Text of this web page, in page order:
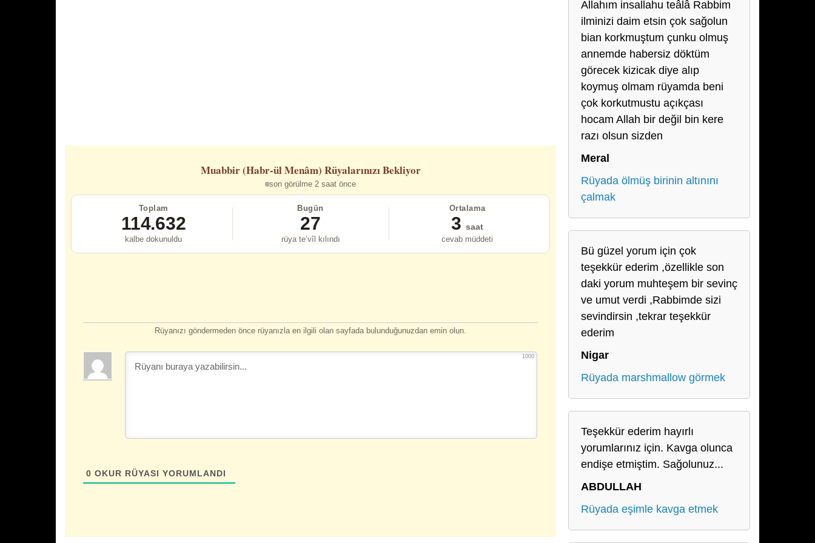
Muabbir (Habr-ül Menâm) Rüyalarınızı Bekliyor
son görülme 2 saat önce
Toplam
114.632
kalbe dokunuldu
Bugün
27
rüya te’vîl kılındı
Ortalama
3 saat
cevab müddeti
Rüyanızı göndermeden önce rüyanızla en ilgili olan sayfada bulunduğunuzdan emin olun.
1000
0 OKUR RÜYASI YORUMLANDI
Allahım insallahu teâlâ Rabbim
ilminizi daim etsin çok sağolun
bian korkmuştum çunku olmuş
annemde habersiz döktüm
görecek kizicak diye alıp
koymuş olmam rüyamda beni
çok korkutmustu açıkçası
hocam Allah bir değil bin kere
razı olsun sizden
Meral
Rüyada ölmüş birinin altınını
çalmak
Bü güzel yorum için çok
teşekkür ederim ,özellikle son
daki yorum muhteşem bir sevinç
ve umut verdi ,Rabbimde sizi
sevindirsin ,tekrar teşekkür
ederim
Nigar
Rüyada marshmallow görmek
Teşekkür ederim hayırlı
yorumlarınız için. Kavga olunca
endişe etmiştim. Sağolunuz...
ABDULLAH
Rüyada eşimle kavga etmek